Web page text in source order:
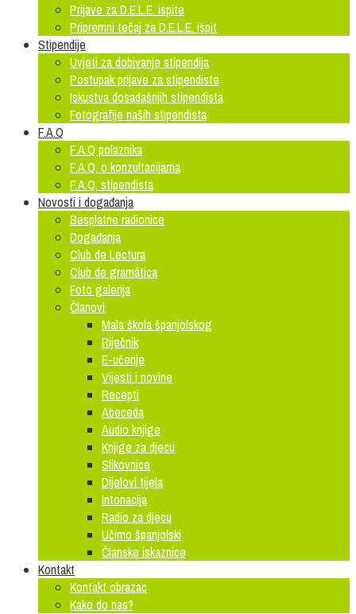
Prijave za D.E.L.E. ispite
Pripremni tečaj za D.E.L.E. ispit
Stipendije
Uvjeti za dobivanje stipendija
Postupak prijave za stipendiste
Iskustva dosadašnjih stipendista
Fotografije naših stipendista
F.A.Q
F.A.Q polaznika
F.A.Q. o konzultacijama
F.A.Q. stipendista
Novosti i događanja
Besplatne radionice
Događanja
Club de Lectura
Club de gramática
Foto galerija
Članovi
Mala škola španjolskog
Riječnik
E-učenje
Vijesti i novine
Recepti
Abeceda
Audio knjige
Knjige za djecu
Slikovnice
Dijelovi tijela
Intonacija
Radio za djecu
Učimo španjolski
Članske iskaznice
Kontakt
Kontakt obrazac
Kako do nas?